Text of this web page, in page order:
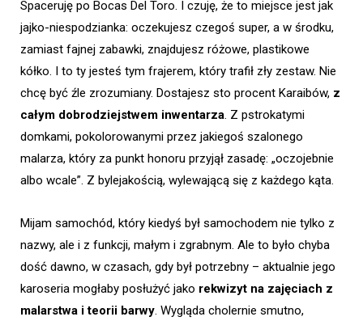
Spaceruję po Bocas Del Toro. I czuję, że to miejsce jest jak
jajko-niespodzianka: oczekujesz czegoś super, a w środku,
zamiast fajnej zabawki, znajdujesz różowe, plastikowe
kółko. I to ty jesteś tym frajerem, który trafił zły zestaw. Nie
chcę być źle zrozumiany. Dostajesz sto procent Karaibów, z
całym dobrodziejstwem inwentarza. Z pstrokatymi
domkami, pokolorowanymi przez jakiegoś szalonego
malarza, który za punkt honoru przyjął zasadę: „oczojebnie
albo wcale”. Z bylejakością, wylewającą się z każdego kąta.
Mijam samochód, który kiedyś był samochodem nie tylko z
nazwy, ale i z funkcji, małym i zgrabnym. Ale to było chyba
dość dawno, w czasach, gdy był potrzebny – aktualnie jego
karoseria mogłaby posłużyć jako rekwizyt na zajęciach z
malarstwa i teorii barwy. Wygląda cholernie smutno,